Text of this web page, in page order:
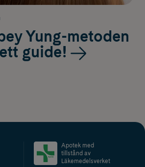
Yung-metoden
guide!
Apotek med
tillstånd av
Läkemedelsverket